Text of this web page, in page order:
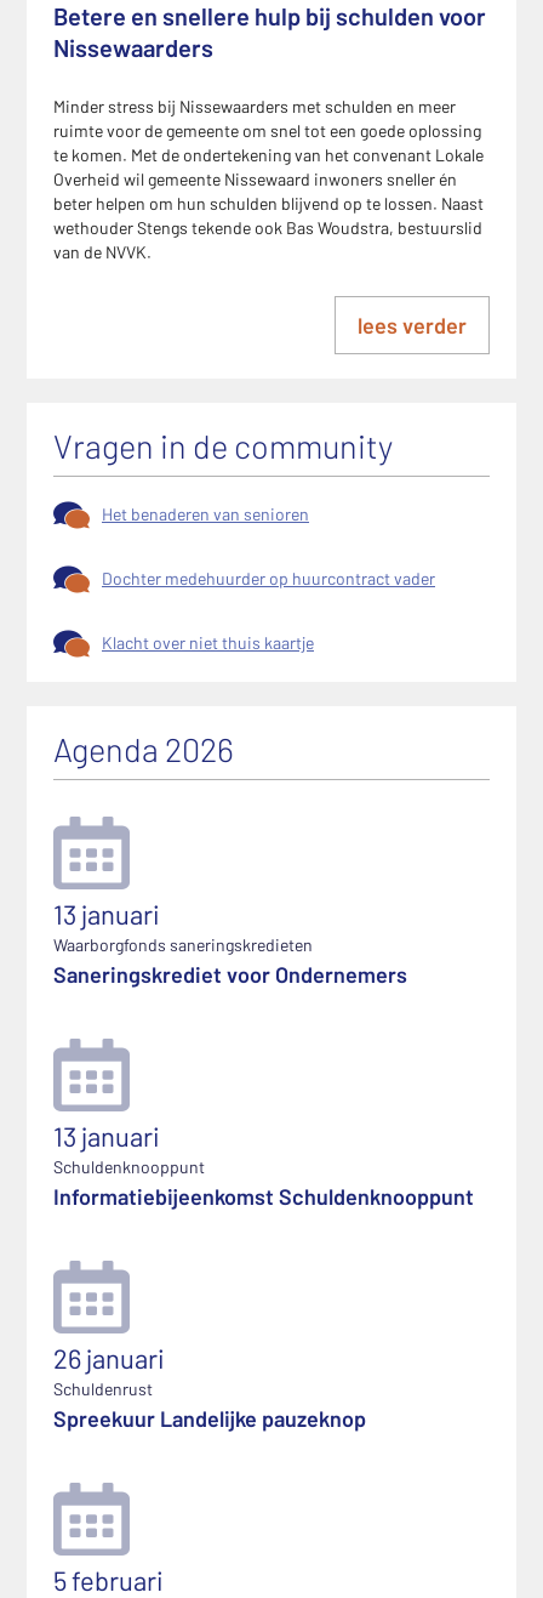
Betere en snellere hulp bij schulden voor
Nissewaarders
Minder stress bij Nissewaarders met schulden en meer
ruimte voor de gemeente om snel tot een goede oplossing
te komen. Met de ondertekening van het convenant Lokale
Overheid wil gemeente Nissewaard inwoners sneller én
beter helpen om hun schulden blijvend op te lossen. Naast
wethouder Stengs tekende ook Bas Woudstra, bestuurslid
van de NVVK.
lees verder
Vragen in de community
Het benaderen van senioren
Dochter medehuurder op huurcontract vader
Klacht over niet thuis kaartje
Agenda 2026
13 januari
Waarborgfonds saneringskredieten
Saneringskrediet voor Ondernemers
13 januari
Schuldenknooppunt
Informatiebijeenkomst Schuldenknooppunt
26 januari
Schuldenrust
Spreekuur Landelijke pauzeknop
5 februari